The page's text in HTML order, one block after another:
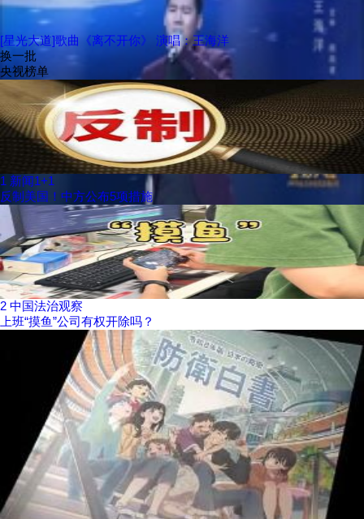
[星光大道]歌曲《离不开你》 演唱：王海洋
换一批
央视榜单
1 新闻1+1
反制美国！中方公布5项措施
2 中国法治观察
上班“摸鱼”公司有权开除吗？